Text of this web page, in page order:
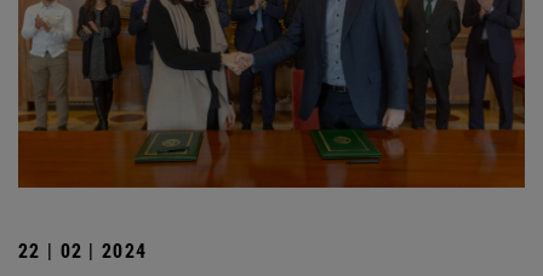
22 | 02 | 2024